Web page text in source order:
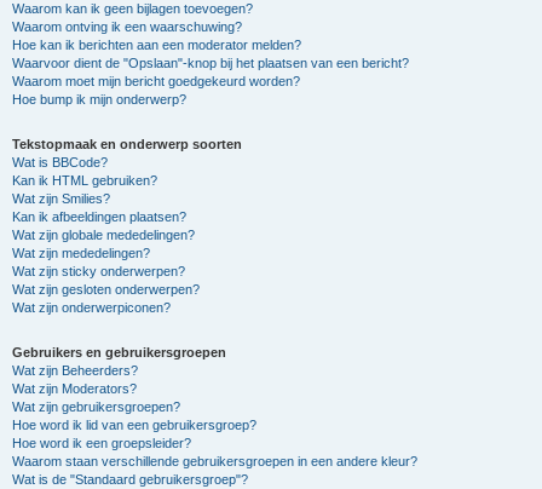
Waarom kan ik geen bijlagen toevoegen?
Waarom ontving ik een waarschuwing?
Hoe kan ik berichten aan een moderator melden?
Waarvoor dient de "Opslaan"-knop bij het plaatsen van een bericht?
Waarom moet mijn bericht goedgekeurd worden?
Hoe bump ik mijn onderwerp?
Tekstopmaak en onderwerp soorten
Wat is BBCode?
Kan ik HTML gebruiken?
Wat zijn Smilies?
Kan ik afbeeldingen plaatsen?
Wat zijn globale mededelingen?
Wat zijn mededelingen?
Wat zijn sticky onderwerpen?
Wat zijn gesloten onderwerpen?
Wat zijn onderwerpiconen?
Gebruikers en gebruikersgroepen
Wat zijn Beheerders?
Wat zijn Moderators?
Wat zijn gebruikersgroepen?
Hoe word ik lid van een gebruikersgroep?
Hoe word ik een groepsleider?
Waarom staan verschillende gebruikersgroepen in een andere kleur?
Wat is de "Standaard gebruikersgroep"?